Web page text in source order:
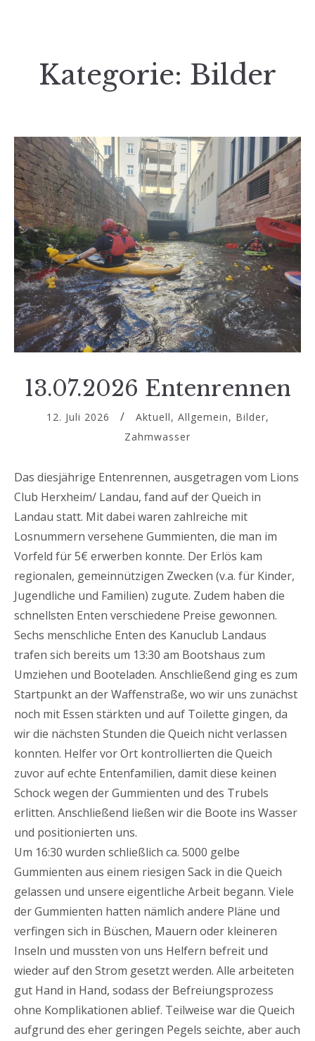
Kategorie: Bilder
13.07.2026 Entenrennen
12. Juli 2026 Aktuell, Allgemein, Bilder,
Zahmwasser
Das diesjährige Entenrennen, ausgetragen vom Lions
Club Herxheim/ Landau, fand auf der Queich in
Landau statt. Mit dabei waren zahlreiche mit
Losnummern versehene Gummienten, die man im
Vorfeld für 5€ erwerben konnte. Der Erlös kam
regionalen, gemeinnützigen Zwecken (v.a. für Kinder,
Jugendliche und Familien) zugute. Zudem haben die
schnellsten Enten verschiedene Preise gewonnen.
Sechs menschliche Enten des Kanuclub Landaus
trafen sich bereits um 13:30 am Bootshaus zum
Umziehen und Booteladen. Anschließend ging es zum
Startpunkt an der Waffenstraße, wo wir uns zunächst
noch mit Essen stärkten und auf Toilette gingen, da
wir die nächsten Stunden die Queich nicht verlassen
konnten. Helfer vor Ort kontrollierten die Queich
zuvor auf echte Entenfamilien, damit diese keinen
Schock wegen der Gummienten und des Trubels
erlitten. Anschließend ließen wir die Boote ins Wasser
und positionierten uns.
Um 16:30 wurden schließlich ca. 5000 gelbe
Gummienten aus einem riesigen Sack in die Queich
gelassen und unsere eigentliche Arbeit begann. Viele
der Gummienten hatten nämlich andere Pläne und
verfingen sich in Büschen, Mauern oder kleineren
Inseln und mussten von uns Helfern befreit und
wieder auf den Strom gesetzt werden. Alle arbeiteten
gut Hand in Hand, sodass der Befreiungsprozess
ohne Komplikationen ablief. Teilweise war die Queich
aufgrund des eher geringen Pegels seichte, aber auch